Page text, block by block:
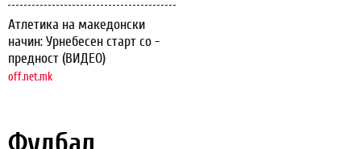
Атлетика на македонски
начин: Урнебесен старт со -
предност (ВИДЕО)
off.net.mk